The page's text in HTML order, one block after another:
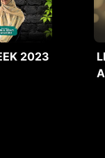
2023